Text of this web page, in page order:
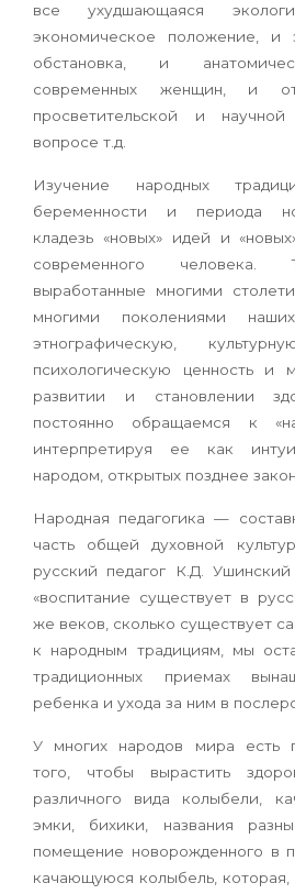
все ухудшающаяся
экономическое положение, и
обстановка, и
современных женщин, и
просветительской и
вопросе т.д.
Изучение народных
беременности и периода
кладезь «новых» идей и
современного человека.
выработанные многими
многими поколениями
этнографическую,
психологическую ценность и
развитии и становлении
постоянно обращаемся к
интерпретируя ее как
народом, открытых позднее
Народная педагогика —
часть общей духовной
русский педагог К.Д.
«воспитание существует в
же веков, сколько существует
к народным традициям, мы
традиционных приемах
ребенка и ухода за ним в
У многих народов мира есть
того, чтобы вырастить
различного вида колыбели,
эмки, бихики, названия
помещение новорожденного в
качающуюся колыбель, которая,